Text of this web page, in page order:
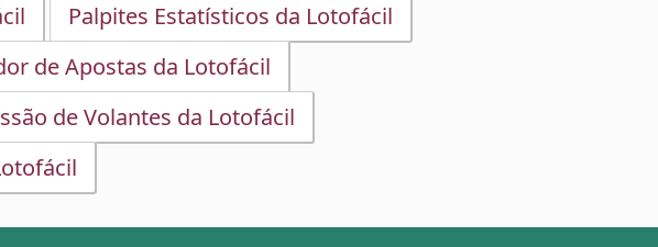
Palpites Estatísticos da Lotofácil
de Apostas da Lotofácil
de Volantes da Lotofácil